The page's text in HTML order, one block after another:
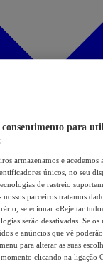
para
armazenamos e acedemos
únicos, no seu
de rastreio
nossos parceiros tratamos
selecionar «Rejeitar
serão desativadas. Se os
e anúncios que vê
para alterar as suas
clicando na ligação